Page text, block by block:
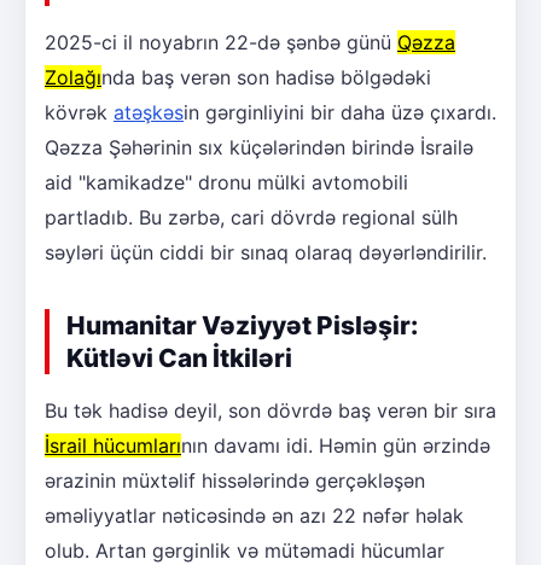
2025-ci il noyabrın 22-də şənbə günü Qəzza
Zolağında baş verən son hadisə bölgədəki
kövrək atəşkəsin gərginliyini bir daha üzə çıxardı.
Qəzza Şəhərinin sıx küçələrindən birində İsrailə
aid "kamikadze" dronu mülki avtomobili
partladıb. Bu zərbə, cari dövrdə regional sülh
səyləri üçün ciddi bir sınaq olaraq dəyərləndirilir.
Humanitar Vəziyyət Pisləşir:
Kütləvi Can İtkiləri
Bu tək hadisə deyil, son dövrdə baş verən bir sıra
İsrail hücumlarının davamı idi. Həmin gün ərzində
ərazinin müxtəlif hissələrində gerçəkləşən
əməliyyatlar nəticəsində ən azı 22 nəfər həlak
olub. Artan gərginlik və mütəmadi hücumlar